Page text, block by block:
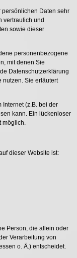
persönlichen Daten sehr
vertraulich und
sowie dieser
personenbezogene
mit denen Sie
Datenschutzerklärung
nutzen. Sie erläutert
(z.B. bei der
kann. Ein lückenloser
dieser Website ist:
Person, die allein oder
Verarbeitung von
o. Ä.) entscheidet.